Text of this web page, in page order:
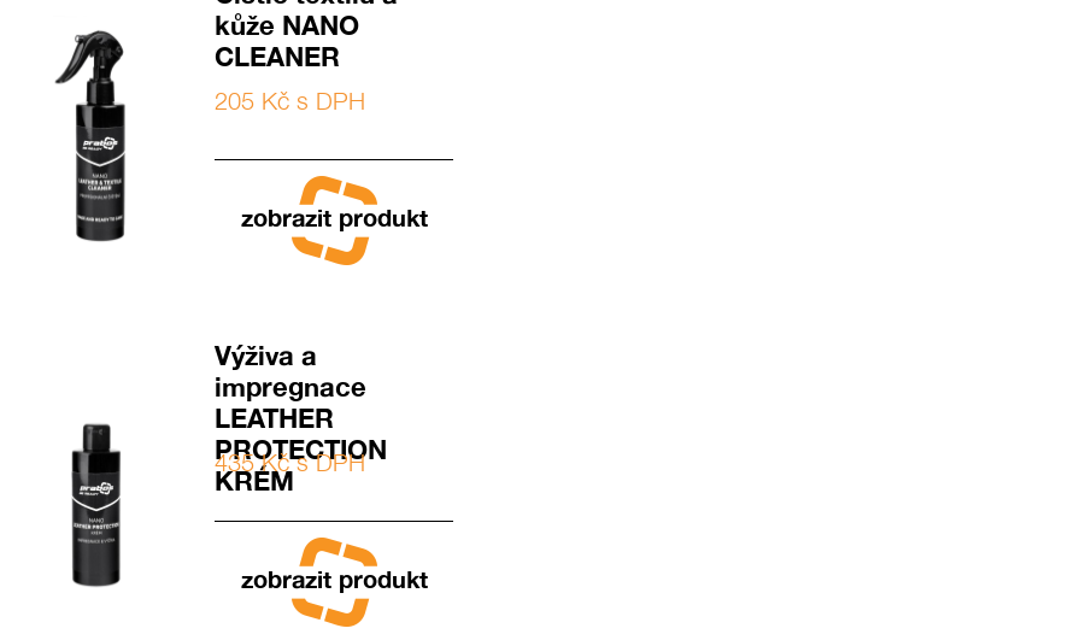
kůže NANO
CLEANER
205 Kč s DPH
zobrazit produkt
Výživa a
impregnace
LEATHER
PROTECTION
KRÉM
435 Kč s DPH
zobrazit produkt